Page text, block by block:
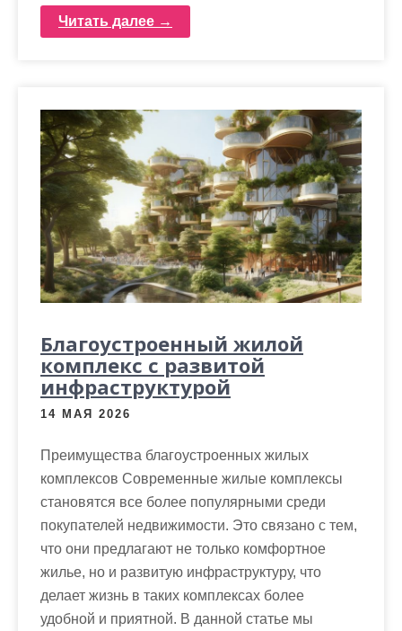
Читать далее →
Благоустроенный жилой
комплекс с развитой
инфраструктурой
14 МАЯ 2026
Преимущества благоустроенных жилых
комплексов Современные жилые комплексы
становятся все более популярными среди
покупателей недвижимости. Это связано с тем,
что они предлагают не только комфортное
жилье, но и развитую инфраструктуру, что
делает жизнь в таких комплексах более
удобной и приятной. В данной статье мы